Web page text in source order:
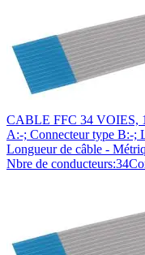
CABLE FFC 34 VOIES,
A:-; Connecteur type B:-;
Longueur de câble -
Nbre de